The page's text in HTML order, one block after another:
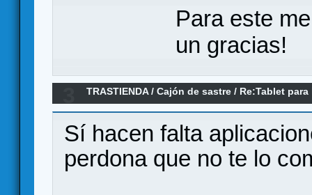
Para este
un gracias!
TRASTIENDA/Cajón de sastre / Re:Tablet
Sí hacen falta
perdona que no te lo